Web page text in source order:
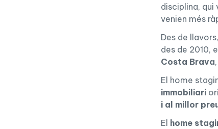
disciplina, qui
venien més
Des de
des de 2010,
Costa Brava,
El home
immobiliari
i al millor
El home